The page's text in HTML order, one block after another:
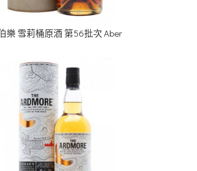
樂 雪莉桶原酒 第56批次 Aber